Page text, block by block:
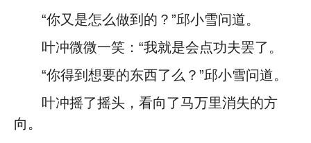
“你又是怎么做到的？”邱小雪问道。
叶冲微微一笑：“我就是会点功夫罢了。
“你得到想要的东西了么？”邱小雪问道。
叶冲摇了摇头，看向了马万里消失的方
向。